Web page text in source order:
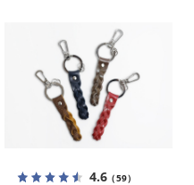
4.6（59）